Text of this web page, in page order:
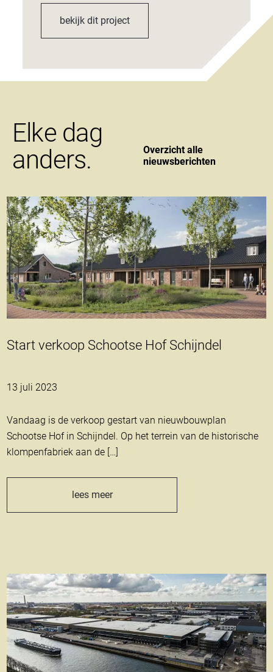
bekijk dit project
Elke dag
anders.
Overzicht alle
nieuwsberichten
Start verkoop Schootse Hof Schijndel
13 juli 2023
Vandaag is de verkoop gestart van nieuwbouwplan
Schootse Hof in Schijndel. Op het terrein van de historische
klompenfabriek aan de […]
lees meer